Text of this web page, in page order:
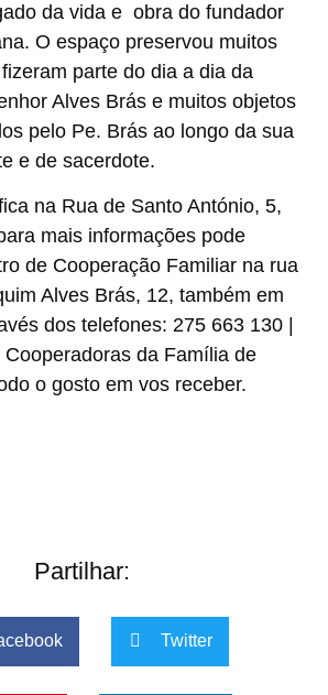
da vida e obra do fundador
O espaço preservou muitos
parte do dia a dia da
Alves Brás e muitos objetos
pelo Pe. Brás ao longo da sua
e de sacerdote.
na Rua de Santo António, 5,
mais informações pode
de Cooperação Familiar na rua
Alves Brás, 12, também em
dos telefones: 275 663 130 |
Cooperadoras da Família de
o gosto em vos receber.
Partilhar:
Twitter